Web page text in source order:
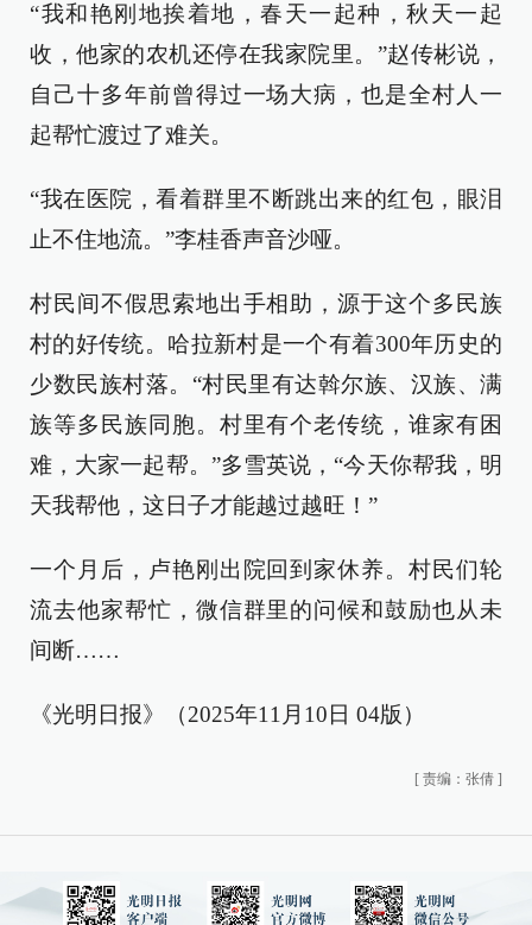
“我和艳刚地挨着地，春天一起种，秋天一起
收，他家的农机还停在我家院里。”赵传彬说，
自己十多年前曾得过一场大病，也是全村人一
起帮忙渡过了难关。
“我在医院，看着群里不断跳出来的红包，眼泪
止不住地流。”李桂香声音沙哑。
村民间不假思索地出手相助，源于这个多民族
村的好传统。哈拉新村是一个有着300年历史的
少数民族村落。“村民里有达斡尔族、汉族、满
族等多民族同胞。村里有个老传统，谁家有困
难，大家一起帮。”多雪英说，“今天你帮我，明
天我帮他，这日子才能越过越旺！”
一个月后，卢艳刚出院回到家休养。村民们轮
流去他家帮忙，微信群里的问候和鼓励也从未
间断……
《光明日报》（2025年11月10日 04版）
[ 责编：张倩 ]